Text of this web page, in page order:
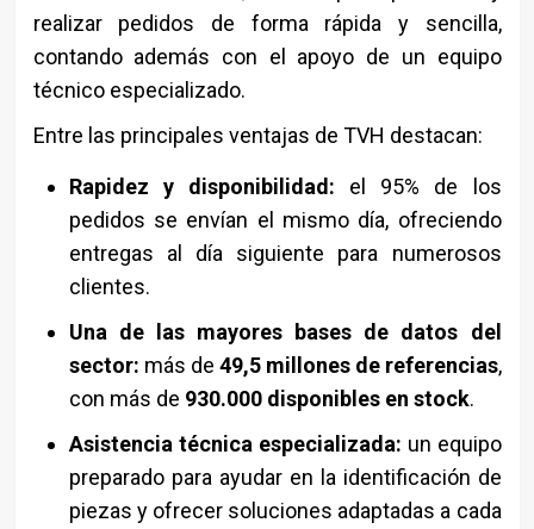
realizar pedidos de forma rápida y sencilla,
contando además con el apoyo de un equipo
técnico especializado.
Entre las principales ventajas de TVH destacan:
Rapidez y disponibilidad: el 95% de los
pedidos se envían el mismo día, ofreciendo
entregas al día siguiente para numerosos
clientes.
Una de las mayores bases de datos del
sector: más de 49,5 millones de referencias,
con más de 930.000 disponibles en stock.
Asistencia técnica especializada: un equipo
preparado para ayudar en la identificación de
piezas y ofrecer soluciones adaptadas a cada